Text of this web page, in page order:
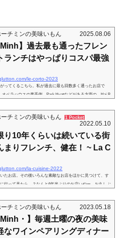
チミンの美味いもん 2025.08.06
Minh】過去最も通ったフレン
ランチはやっぱりコスパ最強
le-corto-2023
ってくるこちら。私が過去に最も回数多く通ったお店で
ペラハウスの裏手側。Park Hyattなどがある方面の、Hai B
階はワインショップになってましたが、今はまたこちらの
すが、客席となってます。しかしメインは、２階。小ぶり
チミンの美味いもん 1 Pocket
2022.05.10
り10年くらいは続いている街
まりフレンチ、健在！ ~ La C
la-cuisine-2022
たお店。その後いろんな素敵なお店をほかに見つけて、す
行って見たら…？なんと6年半ぶりのお店いやー、お久しぶ
- 2015年の記事はこちら。で、上の記事の最後に書いてい
落ちしてしまってからかが、ブランクの始まりだったか
チミンの美味いもん 2023.05.18
Minh・】毎週土曜の夜の美味
なワインペアリングディナー